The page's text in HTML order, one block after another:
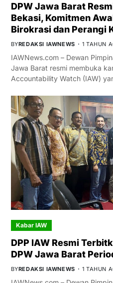
DPW Jawa Barat
Bekasi, Komitmen
Birokrasi dan Perangi
BYREDAKSI IAWNEWS 1 TAHUN
IAWNews.com – Dewan
Jawa Barat resmi membuka
Accountability Watch (IAW)
Kabar IAW
DPP IAW Resmi
DPW Jawa Barat
BYREDAKSI IAWNEWS 1 TAHUN